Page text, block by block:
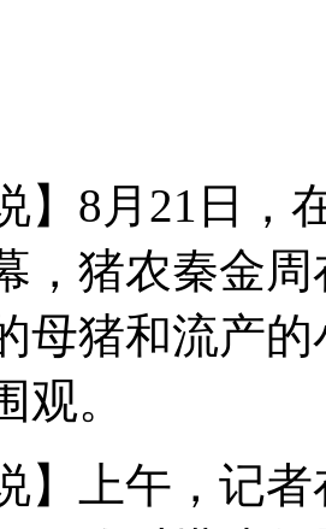
行“轮班制”
服务员”
8月21日，在
，猪农秦金
母猪和流产
观。
上午，记者